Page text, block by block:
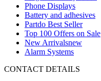
Phone Displays
Battery and adhesives
Partdo Best Seller
Top 100 Offers on Sale
New Arrivalsnew
Alarm Systems
CONTACT DETAILS